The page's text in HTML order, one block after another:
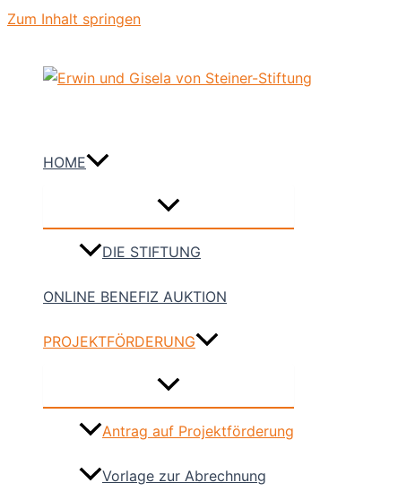
Zum Inhalt springen
HOME
DIE STIFTUNG
ONLINE BENEFIZ AUKTION
PROJEKTFÖRDERUNG
Antrag auf Projektförderung
Vorlage zur Abrechnung